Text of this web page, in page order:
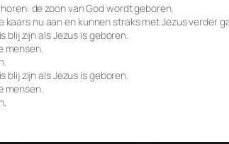
de zoon van God wordt geboren.
kaars nu aan en kunnen straks met Jezus verder
blij zijn als Jezus is geboren.
mensen.
blij zijn als Jezus is geboren.
mensen.